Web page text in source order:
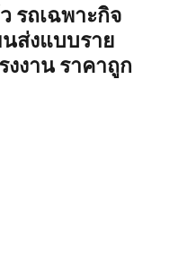
รถเฉพาะกิจ
ส่งแบบราย
งงาน ราคาถูก